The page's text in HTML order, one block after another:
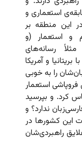
استعماری و
این منطقه بر
و استعمار (و
رسانه‌های
و آمریکا
را به خوبی
استعمار
کرد. و بپرسید
ندارد؟ و
این کشورها در
راهبردی‌شان